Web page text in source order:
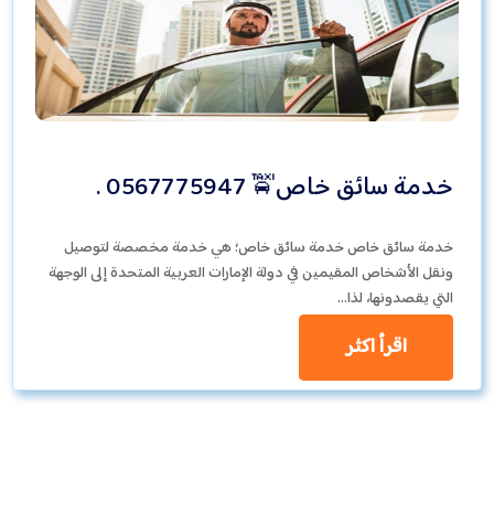
خدمة سائق خاص🚖 0567775947 .
خدمة سائق خاص خدمة سائق خاص؛ هي خدمة مخصصة لتوصيل
ونقل الأشخاص المقيمين في دولة الإمارات العربية المتحدة إلى الوجهة
التي يقصدونها، لذا…
اقرأ اكثر